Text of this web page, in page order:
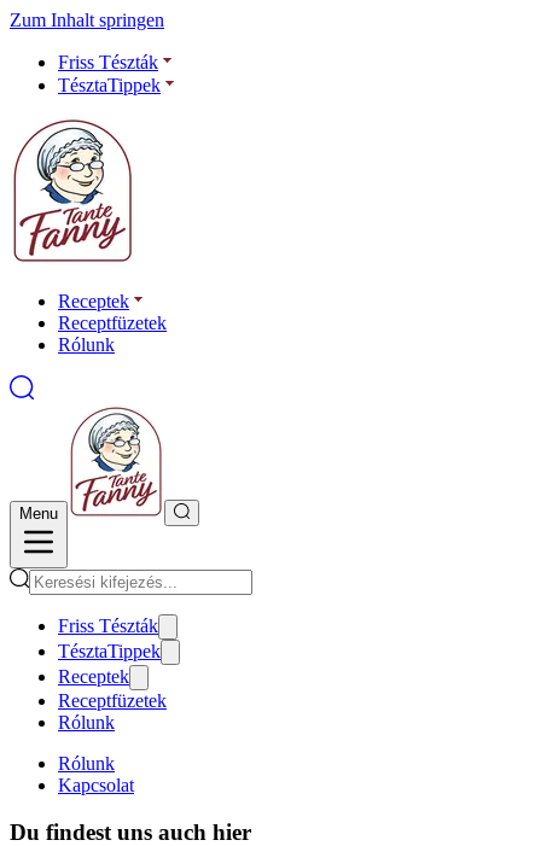
Zum Inhalt springen
Friss Tészták
TésztaTippek
Receptek
Receptfüzetek
Rólunk
Menu
Friss Tészták
TésztaTippek
Receptek
Receptfüzetek
Rólunk
Rólunk
Kapcsolat
Du findest uns auch hier